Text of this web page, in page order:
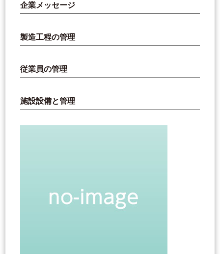
企業メッセージ
製造工程の管理
従業員の管理
施設設備と管理